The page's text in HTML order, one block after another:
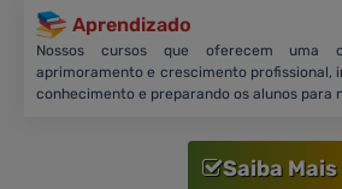
Aprendizado
Nossos cursos que oferecem uma
aprimoramento e crescimento profissional,
conhecimento e preparando os alunos para
Saiba Mais